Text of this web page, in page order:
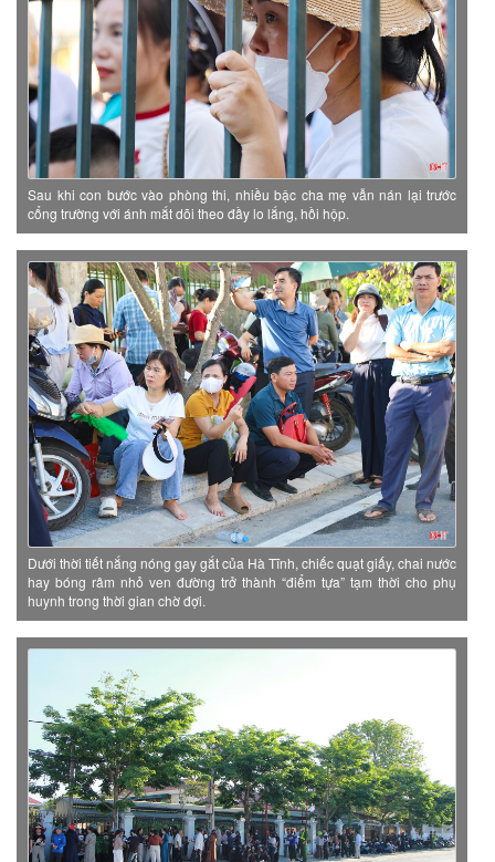
Sau khi con bước vào phòng thi, nhiều bậc cha mẹ vẫn nán lại trước
cổng trường với ánh mắt dõi theo đầy lo lắng, hồi hộp.
Dưới thời tiết nắng nóng gay gắt của Hà Tĩnh, chiếc quạt giấy, chai nước
hay bóng râm nhỏ ven đường trở thành “điểm tựa” tạm thời cho phụ
huynh trong thời gian chờ đợi.